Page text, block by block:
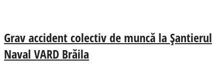
Grav accident colectiv de muncă la Șantierul
Naval VARD Brăila